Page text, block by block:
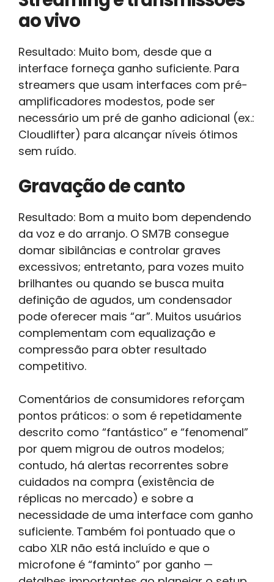
ao vivo
Resultado: Muito bom, desde que a
interface forneça ganho suficiente. Para
streamers que usam interfaces com pré-
amplificadores modestos, pode ser
necessário um pré de ganho adicional (ex.:
Cloudlifter) para alcançar níveis ótimos
sem ruído.
Gravação de canto
Resultado: Bom a muito bom dependendo
da voz e do arranjo. O SM7B consegue
domar sibilâncias e controlar graves
excessivos; entretanto, para vozes muito
brilhantes ou quando se busca muita
definição de agudos, um condensador
pode oferecer mais “ar”. Muitos usuários
complementam com equalização e
compressão para obter resultado
competitivo.
Comentários de consumidores reforçam
pontos práticos: o som é repetidamente
descrito como “fantástico” e “fenomenal”
por quem migrou de outros modelos;
contudo, há alertas recorrentes sobre
cuidados na compra (existência de
réplicas no mercado) e sobre a
necessidade de uma interface com ganho
suficiente. Também foi pontuado que o
cabo XLR não está incluído e que o
microfone é “faminto” por ganho —